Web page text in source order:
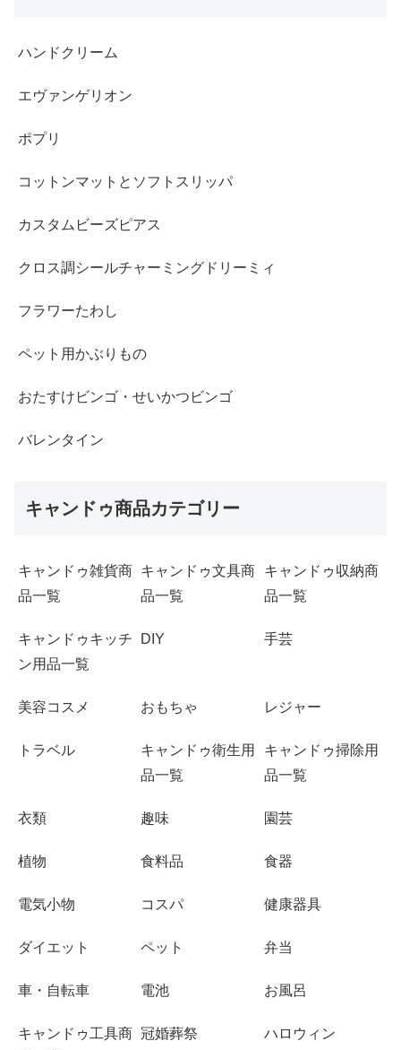
ハンドクリーム
エヴァンゲリオン
ポプリ
コットンマットとソフトスリッパ
カスタムビーズピアス
クロス調シールチャーミングドリーミィ
フラワーたわし
ペット用かぶりもの
おたすけビンゴ・せいかつビンゴ
バレンタイン
キャンドゥ商品カテゴリー
キャンドゥ雑貨商
品一覧
キャンドゥ文具商
品一覧
キャンドゥ収納商
品一覧
キャンドゥキッチ
ン用品一覧
DIY 手芸
美容コスメ おもちゃ レジャー
トラベル
キャンドゥ衛生用
品一覧
キャンドゥ掃除用
品一覧
衣類 趣味 園芸
植物 食料品 食器
電気小物 コスパ 健康器具
ダイエット ペット 弁当
車・自転車 電池 お風呂
キャンドゥ工具商 冠婚葬祭 ハロウィン